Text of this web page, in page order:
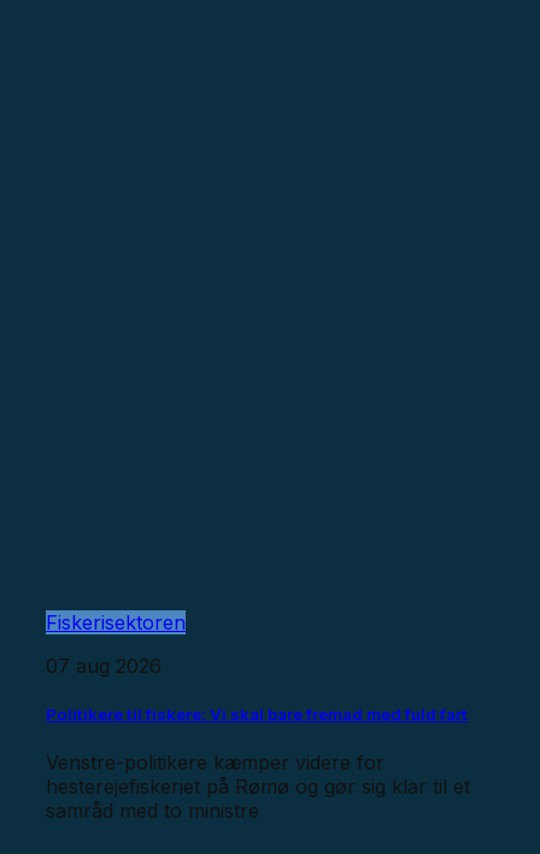
Fiskerisektoren
07 aug 2026
Politikere til fiskere: Vi skal bare fremad med fuld fart
Venstre-politikere kæmper videre for
hesterejefiskeriet på Rømø og gør sig klar til et
samråd med to ministre